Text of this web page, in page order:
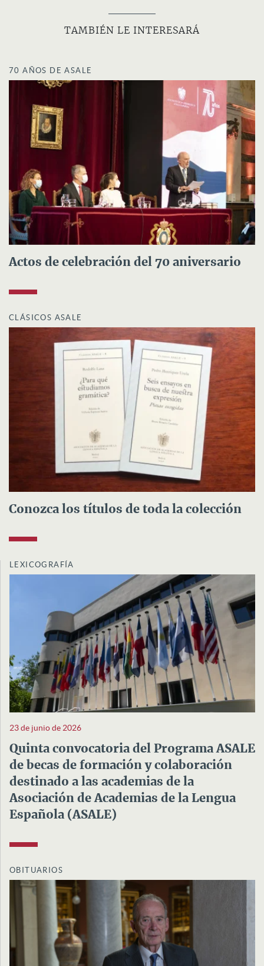
TAMBIÉN LE INTERESARÁ
70 AÑOS DE ASALE
Actos de celebración del 70 aniversario
CLÁSICOS ASALE
Conozca los títulos de toda la colección
LEXICOGRAFÍA
23 de junio de 2026
Quinta convocatoria del Programa ASALE
de becas de formación y colaboración
destinado a las academias de la
Asociación de Academias de la Lengua
Española (ASALE)
OBITUARIOS